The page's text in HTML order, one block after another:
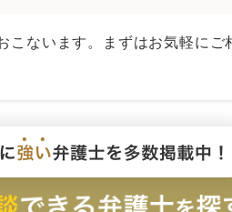
ないます。まずはお気軽にご